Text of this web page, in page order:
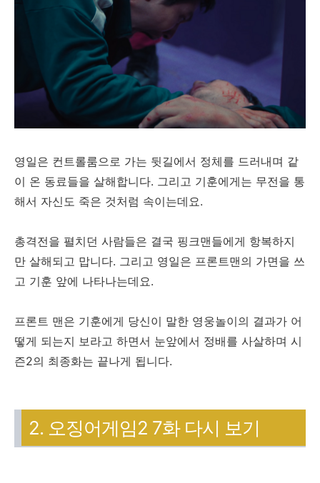
영일은 컨트롤룸으로 가는 뒷길에서 정체를 드러내며 같
이 온 동료들을 살해합니다. 그리고 기훈에게는 무전을 통
해서 자신도 죽은 것처럼 속이는데요.
총격전을 펼치던 사람들은 결국 핑크맨들에게 항복하지
만 살해되고 맙니다. 그리고 영일은 프론트맨의 가면을 쓰
고 기훈 앞에 나타나는데요.
프론트 맨은 기훈에게 당신이 말한 영웅놀이의 결과가 어
떻게 되는지 보라고 하면서 눈앞에서 정배를 사살하며 시
즌2의 최종화는 끝나게 됩니다.
2. 오징어게임2 7화 다시 보기